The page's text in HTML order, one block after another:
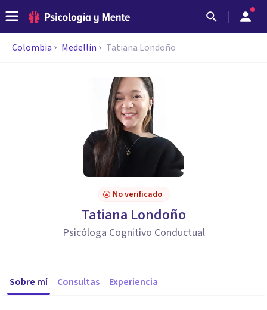
Colombia Medellín Tatiana Londoño
No verificado
Tatiana Londoño
Psicóloga Cognitivo Conductual
Sobre mí Consultas Experiencia